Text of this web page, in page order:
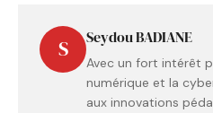
S Seydou BADIANE
Avec un fort intérêt
numérique et la
aux innovations